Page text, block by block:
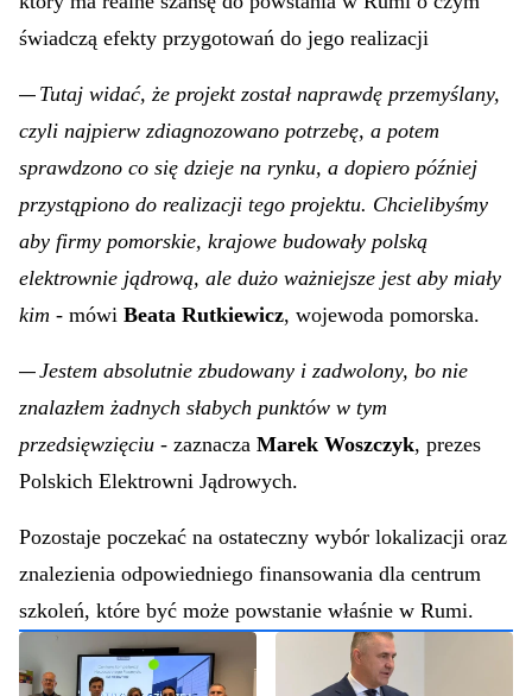
I temu według założeń ma właśnie sprzyjać Generator,
który ma realne szansę do powstania w Rumi o czym
świadczą efekty przygotowań do jego realizacji
—Tutaj widać, że projekt został naprawdę przemyślany,
czyli najpierw zdiagnozowano potrzebę, a potem
sprawdzono co się dzieje na rynku, a dopiero później
przystąpiono do realizacji tego projektu. Chcielibyśmy
aby firmy pomorskie, krajowe budowały polską
elektrownie jądrową, ale dużo ważniejsze jest aby miały
kim- mówiBeata Rutkiewicz, wojewoda pomorska.
—Jestem absolutnie zbudowany i zadwolony, bo nie
znalazłem żadnych słabych punktów w tym
przedsięwzięciu- zaznaczaMarek Woszczyk, prezes
Polskich Elektrowni Jądrowych.
Pozostaje poczekać na ostateczny wybór lokalizacji oraz
znalezienia odpowiedniego finansowania dla centrum